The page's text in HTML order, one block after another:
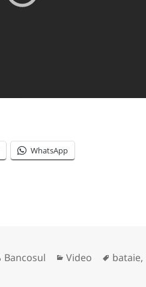
WhatsApp
Author
Bancosul Categories
Video Tags
bataie,